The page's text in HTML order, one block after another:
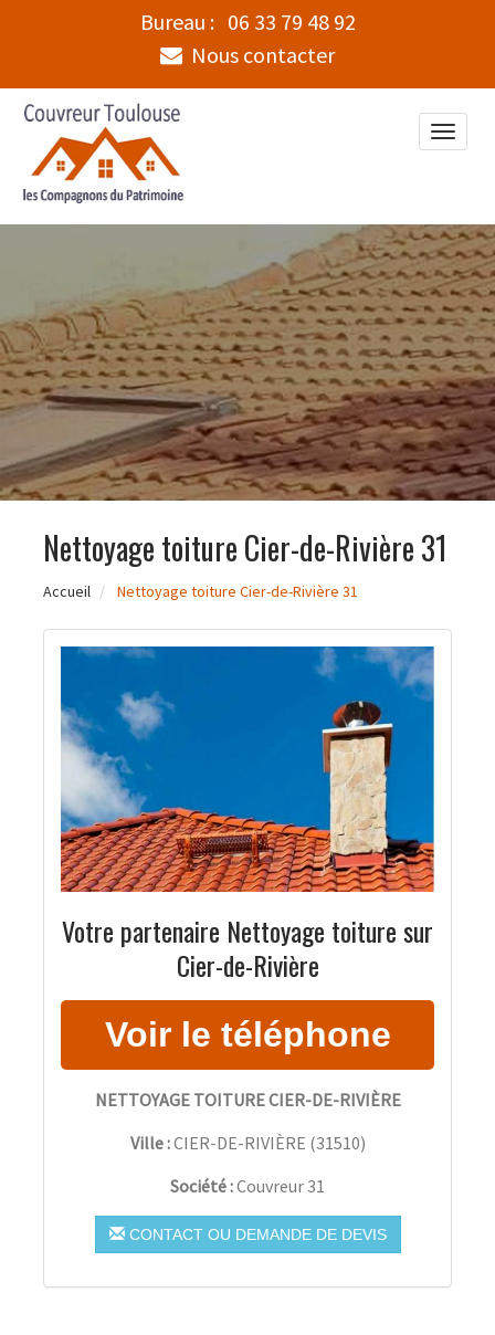
Bureau : 06 33 79 48 92
Nous contacter
Toggle
Nettoyage toiture Cier-de-Rivière 31
Accueil Nettoyage toiture Cier-de-Rivière 31
Votre partenaire Nettoyage toiture sur
Cier-de-Rivière
NETTOYAGE TOITURE CIER-DE-RIVIÈRE
Ville :CIER-DE-RIVIÈRE (31510)
Société :Couvreur 31
CONTACT OU DEMANDE DE DEVIS